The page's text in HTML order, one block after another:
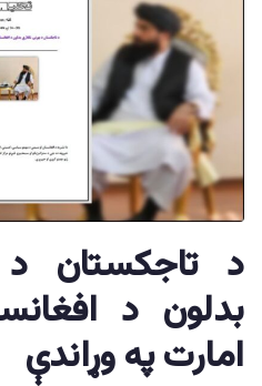
و
د
د تاجکستان د
بدلون د
امارت په وړاندې